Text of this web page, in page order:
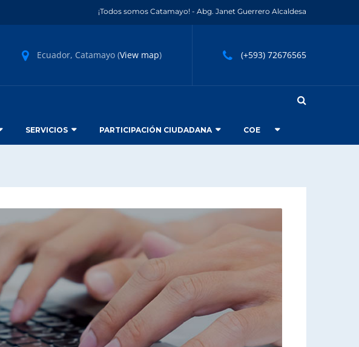
¡Todos somos Catamayo! - Abg. Janet Guerrero Alcaldesa
Ecuador, Catamayo (View map) (+593) 72676565
SERVICIOS PARTICIPACIÓN CIUDADANA COE